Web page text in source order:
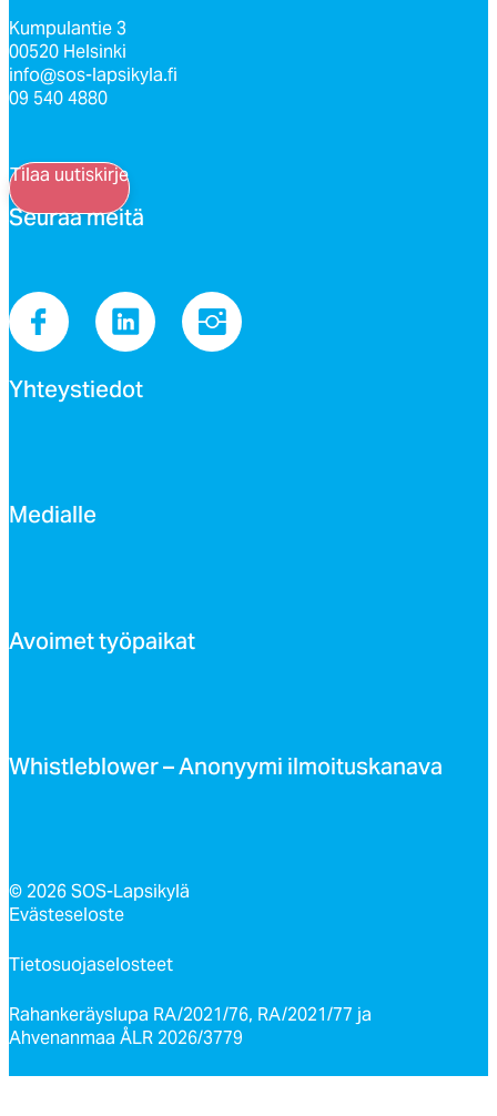
Kumpulantie 3
00520 Helsinki
info@sos-lapsikyla.fi
09 540 4880
Tilaa uutiskirje
Seu­raa mei­tä
Yh­teys­tie­dot
Me­dial­le
Avoi­met työ­pai­kat
Whist­leb­lo­wer – Ano­nyy­mi il­moi­tus­ka­na­va
© 2026 SOS-Lapsikylä
Evästeseloste
Tietosuojaselosteet
Rahankeräyslupa RA/2021/76, RA/2021/77 ja
Ahvenanmaa ÅLR 2026/3779